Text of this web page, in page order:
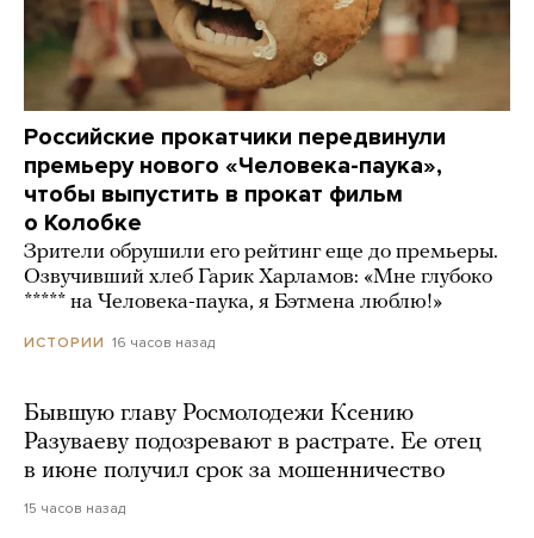
Российские прокатчики передвинули
премьеру нового «Человека-паука»,
чтобы выпустить в прокат фильм
о Колобке
Зрители обрушили его рейтинг еще до премьеры.
Озвучивший хлеб Гарик Харламов: «Мне глубоко
***** на Человека-паука, я Бэтмена люблю!»
ИСТОРИИ 16 часов назад
Бывшую главу Росмолодежи Ксению
Разуваеву подозревают в растрате. Ее отец
в июне получил срок за мошенничество
15 часов назад